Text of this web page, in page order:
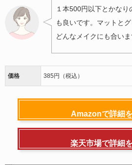
１本500円以下とかな
も良いです。マットと
どんなメイクにも合いま
価格 385円（税込）
Amazonで詳細
楽天市場で詳細